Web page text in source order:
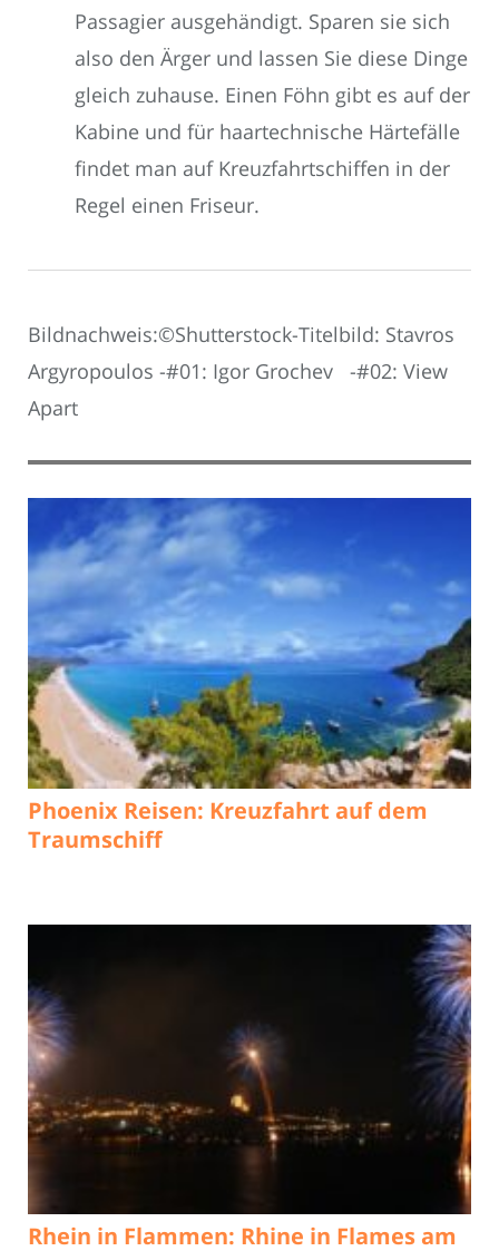
Passagier ausgehändigt. Sparen sie sich
also den Ärger und lassen Sie diese Dinge
gleich zuhause. Einen Föhn gibt es auf der
Kabine und für haartechnische Härtefälle
findet man auf Kreuzfahrtschiffen in der
Regel einen Friseur.
Bildnachweis:©Shutterstock-Titelbild: Stavros
Argyropoulos -#01: Igor Grochev -#02: View
Apart
Phoenix Reisen: Kreuzfahrt auf dem
Traumschiff
Rhein in Flammen: Rhine in Flames am